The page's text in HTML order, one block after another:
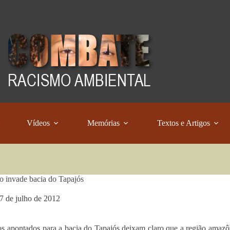
Vídeos Memórias Textos e Artigos
invade bacia do Tapajós
de julho de 2012
apontados para a bacia do Tapajós deixam claro que a região